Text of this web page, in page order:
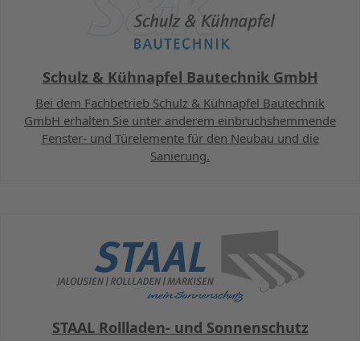
Schulz & Kühnapfel Bautechnik GmbH
Bei dem Fachbetrieb Schulz & Kühnapfel Bautechnik
GmbH erhalten Sie unter anderem einbruchshemmende
Fenster- und Türelemente für den Neubau und die
Sanierung.
STAAL Rollladen- und Sonnenschutz